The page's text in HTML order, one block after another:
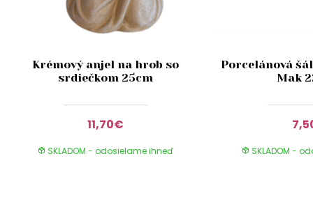
Krémový anjel na hrob so
srdiečkom 25cm
11,70€
SKLADOM - odosielame ihneď
Porcelánová
Mak
SKLADOM -